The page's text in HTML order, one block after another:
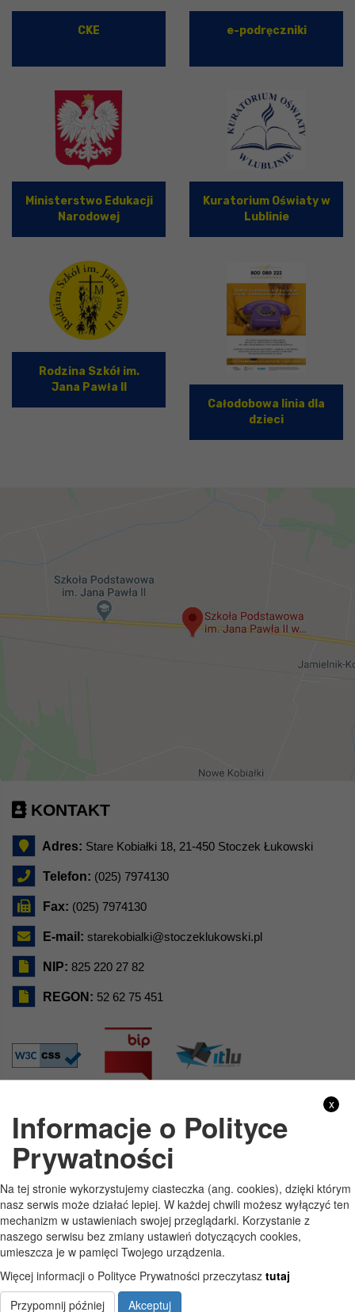
CKE e-podręczniki
Ministerstwo Edukacji
Narodowej
Kuratorium Oświaty w
Lublinie
Rodzina Szkół im.
Jana Pawła II
Całodobowa linia dla
dzieci
KONTAKT
Adres: Stare Kobiałki 18, 21-450 Stoczek Łukowski
Telefon: (025) 7974130
Fax: (025) 7974130
E-mail: starekobialki@stoczeklukowski.pl
NIP: 825 220 27 82
REGON: 52 62 75 451
GODZINY PRACY
Pon 7:30 - 15:30
Wt 7:30 - 15:30
Śr 7:30 - 15:30
Pt 7:30 - 15:30
x
Informacje o Polityce
Prywatności
Na tej stronie wykorzystujemy ciasteczka (ang. cookies), dzięki którym
nasz serwis może działać lepiej. W każdej chwili możesz wyłączyć ten
mechanizm w ustawieniach swojej przeglądarki. Korzystanie z
naszego serwisu bez zmiany ustawień dotyczących cookies,
umieszcza je w pamięci Twojego urządzenia.
Więcej informacji o Polityce Prywatności przeczytasz tutaj
Przypomnij później
Akceptuj